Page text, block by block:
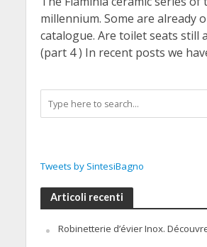
millennium. Some are already
catalogue. Are toilet seats still
(part 4 ) In recent posts we
Tweets by SintesiBagno
Articoli recenti
Robinetterie d’évier Inox.